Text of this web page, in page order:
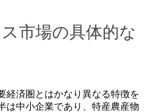
市場の具体的な
経済圏とはかなり異なる特徴を
は中小企業であり、特産農産物